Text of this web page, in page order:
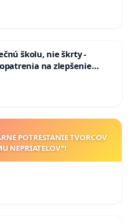
školu, nie škrty -
na zlepšenie
POTRESTANIE TVORCOV
NEPRIATEĽOV"!